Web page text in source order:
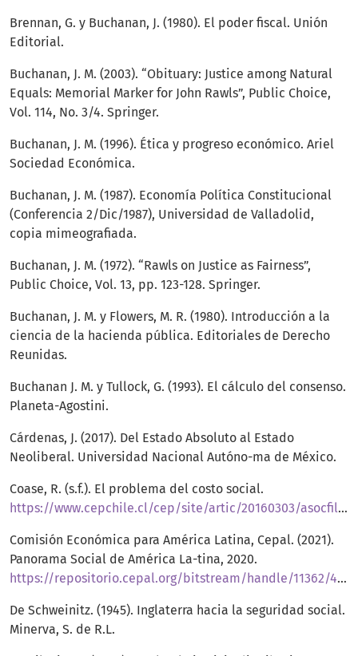
Brennan, G. y Buchanan, J. (1980). El poder fiscal. Unión
Editorial.
Buchanan, J. M. (2003). “Obituary: Justice among Natural
Equals: Memorial Marker for John Rawls”, Public Choice,
Vol. 114, No. 3/4. Springer.
Buchanan, J. M. (1996). Ética y progreso económico. Ariel
Sociedad Económica.
Buchanan, J. M. (1987). Economía Política Constitucional
(Conferencia 2/Dic/1987), Universidad de Valladolid,
copia mimeografiada.
Buchanan, J. M. (1972). “Rawls on Justice as Fairness”,
Public Choice, Vol. 13, pp. 123-128. Springer.
Buchanan, J. M. y Flowers, M. R. (1980). Introducción a la
ciencia de la hacienda pública. Editoriales de Derecho
Reunidas.
Buchanan J. M. y Tullock, G. (1993). El cálculo del consenso.
Planeta-Agostini.
Cárdenas, J. (2017). Del Estado Absoluto al Estado
Neoliberal. Universidad Nacional Autóno-ma de México.
Coase, R. (s.f.). El problema del costo social.
https://www.cepchile.cl/cep/site/artic/20160303/asocfile/20160303184107/rev45_coase.pdf
Comisión Económica para América Latina, Cepal. (2021).
Panorama Social de América La-tina, 2020.
https://repositorio.cepal.org/bitstream/handle/11362/46687/8/s2100150_es.pdf
De Schweinitz. (1945). Inglaterra hacia la seguridad social.
Minerva, S. de R.L.